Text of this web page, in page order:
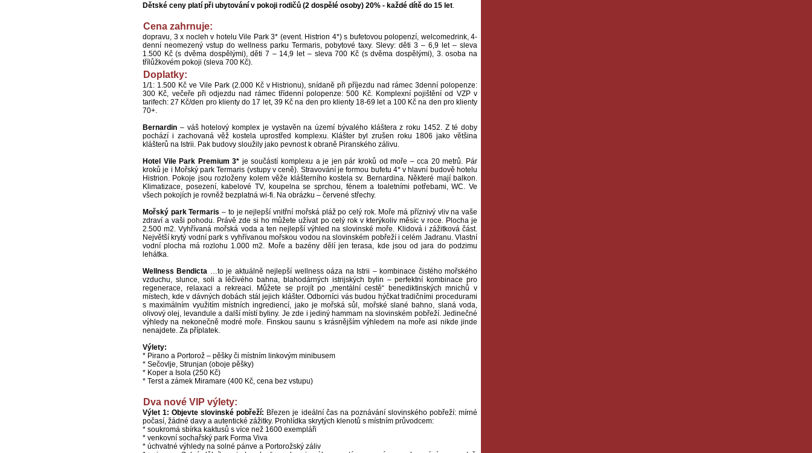
Dětské ceny platí při ubytování v pokoji rodičů (2 dospělé osoby) 20% - každé dítě do 15 let.
Cena zahrnuje:
dopravu, 3 x nocleh v hotelu Vile Park 3* (event. Histrion 4*) s bufetovou polopenzí, welcomedrink, 4-
denní neomezený vstup do wellness parku Termaris, pobytové taxy. Slevy: děti 3 – 6,9 let – sleva
1.500 Kč (s dvěma dospělými), děti 7 – 14,9 let – sleva 700 Kč (s dvěma dospělými), 3. osoba na
třílůžkovém pokoji (sleva 700 Kč).
Doplatky:
1/1: 1.500 Kč ve Vile Park (2.000 Kč v Histrionu), snídaně při příjezdu nad rámec 3denní polopenze:
300 Kč, večeře při odjezdu nad rámec třídenní polopenze: 500 Kč. Komplexní pojištění od VZP v
tarifech: 27 Kč/den pro klienty do 17 let, 39 Kč na den pro klienty 18-69 let a 100 Kč na den pro klienty
70+.
Bernardin – váš hotelový komplex je vystavěn na území bývalého kláštera z roku 1452. Z té doby
pochází i zachovaná věž kostela uprostřed komplexu. Klášter byl zrušen roku 1806 jako většina
klášterů na Istrii. Pak budovy sloužily jako pevnost k obraně Piranského zálivu.
Hotel Vile Park Premium 3* je součástí komplexu a je jen pár kroků od moře – cca 20 metrů. Pár
kroků je i Mořský park Termaris (vstupy v ceně). Stravování je formou bufetu 4* v hlavní budově hotelu
Histrion. Pokoje jsou rozloženy kolem věže klášterního kostela sv. Bernardina. Některé mají balkon.
Klimatizace, posezení, kabelové TV, koupelna se sprchou, fénem a toaletními potřebami, WC. Ve
všech pokojích je rovněž bezplatná wi-fi. Na obrázku – červené střechy.
Mořský park Termaris – to je nejlepší vnitřní mořská pláž po celý rok. Moře má příznivý vliv na vaše
zdraví a vaši pohodu. Právě zde si ho můžete užívat po celý rok v kterýkoliv měsíc v roce. Plocha je
2.500 m2. Vyhřívaná mořská voda a ten nejlepší výhled na slovinské moře. Klidová i zážitková část.
Největší krytý vodní park s vyhřívanou mořskou vodou na slovinském pobřeží i celém Jadranu. Vlastní
vodní plocha má rozlohu 1.000 m2. Moře a bazény dělí jen terasa, kde jsou od jara do podzimu
lehátka.
Wellness Bendicta …to je aktuálně nejlepší wellness oáza na Istrii – kombinace čistého mořského
vzduchu, slunce, soli a léčivého bahna, blahodárných istrijských bylin – perfektní kombinace pro
regenerace, relaxaci a rekreaci. Můžete se projít po „mentální cestě“ benediktinských mnichů v
místech, kde v dávných dobách stál jejich klášter. Odborníci vás budou hýčkat tradičními procedurami
s maximálním využitím místních ingrediencí, jako je mořská sůl, mořské slané bahno, slaná voda,
olivový olej, levandule a další místí byliny. Je zde i jediný hammam na slovinském pobřeží. Jedinečné
výhledy na nekonečně modré moře. Finskou saunu s krásnějším výhledem na moře asi nikde jinde
nenajdete. Za příplatek.
Výlety:
* Pirano a Portorož – pěšky či místním linkovým minibusem
* Sečovlje, Strunjan (oboje pěšky)
* Koper a Isola (250 Kč)
* Terst a zámek Miramare (400 Kč, cena bez vstupu)
Dva nové VIP výlety:
Výlet 1: Objevte slovinské pobřeží: Březen je ideální čas na poznávání slovinského pobřeží: mírné
počasí, žádné davy a autentické zážitky. Prohlídka skrytých klenotů s místním průvodcem:
* soukromá sbírka kaktusů s více než 1600 exempláři
* venkovní sochařský park Forma Viva
* úchvatné výhledy na solné pánve a Portorožský záliv